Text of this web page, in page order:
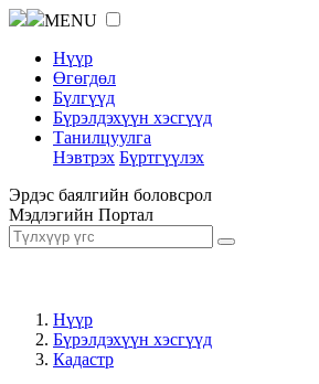
MENU
Нүүр
Өгөгдөл
Бүлгүүд
Бүрэлдэхүүн хэсгүүд
Танилцуулга
Нэвтрэх Бүртгүүлэх
Эрдэс баялгийн боловсрол
Мэдлэгийн Портал
Нүүр
Бүрэлдэхүүн хэсгүүд
Кадастр